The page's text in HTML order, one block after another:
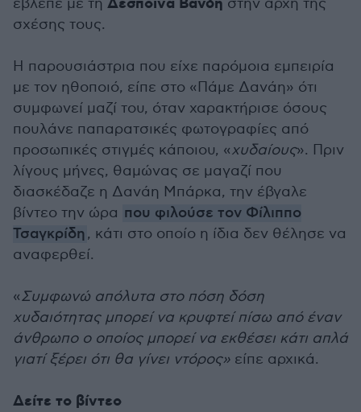
έβλεπε με τη Δέσποινα Βανδή στην αρχή της
σχέσης τους.
Η παρουσιάστρια που είχε παρόμοια εμπειρία
με τον ηθοποιό, είπε στο «Πάμε Δανάη» ότι
συμφωνεί μαζί του, όταν χαρακτήρισε όσους
πουλάνε παπαρατσικές φωτογραφίες από
προσωπικές στιγμές κάποιου, «χυδαίους». Πριν
λίγους μήνες, θαμώνας σε μαγαζί που
διασκέδαζε η Δανάη Μπάρκα, την έβγαλε
βίντεο την ώρα που φιλούσε τον Φίλιππο
Τσαγκρίδη, κάτι στο οποίο η ίδια δεν θέλησε να
αναφερθεί.
«Συμφωνώ απόλυτα στο πόση δόση
χυδαιότητας μπορεί να κρυφτεί πίσω από έναν
άνθρωπο ο οποίος μπορεί να εκθέσει κάτι απλά
γιατί ξέρει ότι θα γίνει ντόρος» είπε αρχικά.
Δείτε το βίντεο